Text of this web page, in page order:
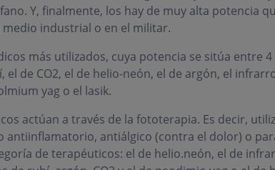
Y, finalmente, los hay de muy alta potencia
medio industrial o en el militar.
más utilizados, cuya potencia se sitúa entre 4
el de CO2, el de helio-neón, el de argón, el
yag o el lasik.
actúan a través de la fototerapia. Es decir,
antiinflamatorio, antiálgico (contra el dolor) o
de terapéuticos: el de helio.neón, el de